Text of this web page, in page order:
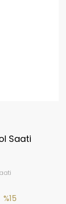
Saati
%15